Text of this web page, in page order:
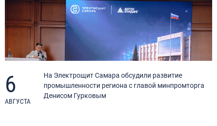
6
АВГУСТА
На Электрощит Самара обсудили развитие
промышленности региона с главой минпромторга
Денисом Гурковым